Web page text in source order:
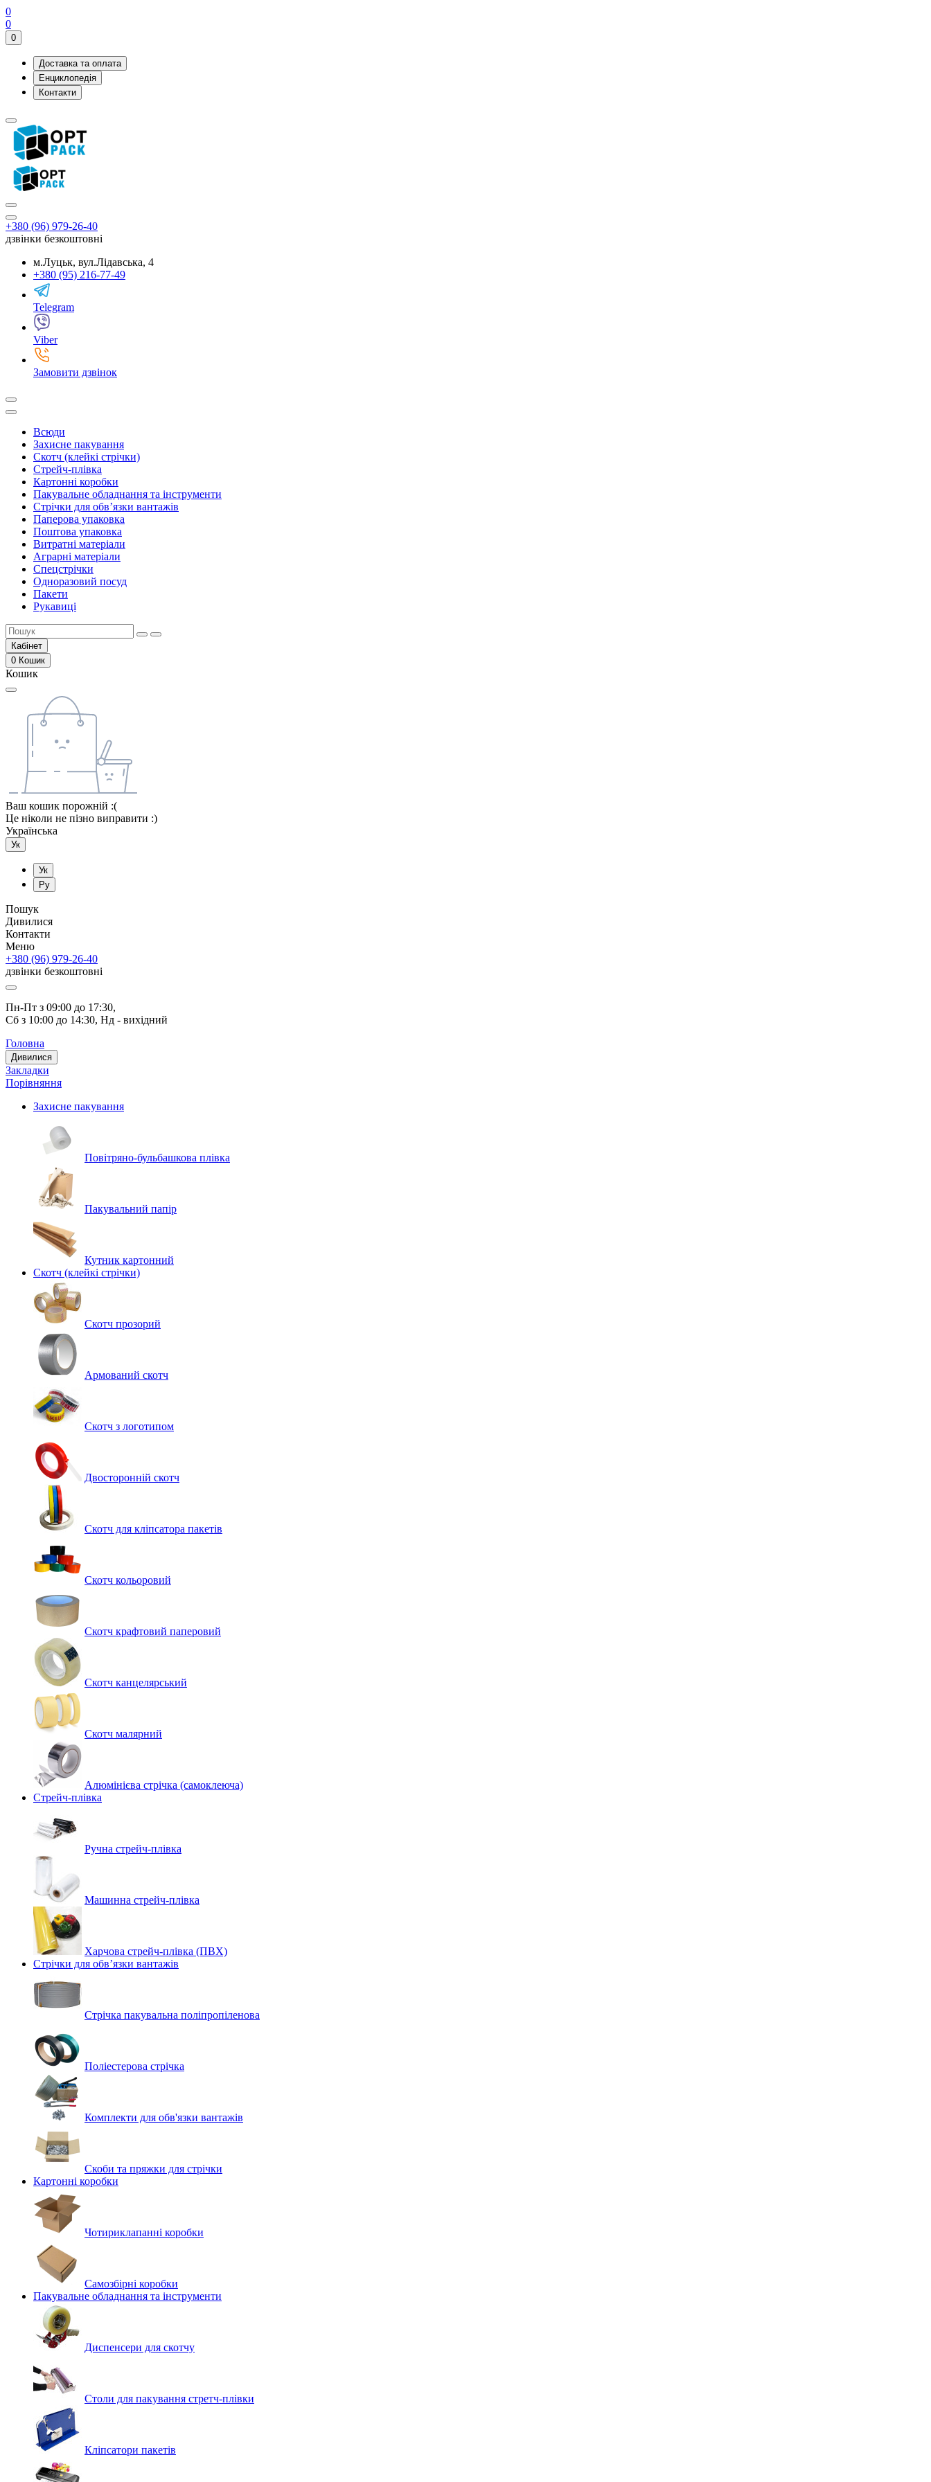
0
0
0
Доставка та оплата
Енциклопедія
Контакти
+380 (96) 979-26-40
дзвінки безкоштовні
м.Луцьк, вул.Лідавська, 4
+380 (95) 216-77-49
Telegram
Viber
Замовити дзвінок
Всюди
Захисне пакування
Скотч (клейкі стрічки)
Стрейч-плівка
Картонні коробки
Пакувальне обладнання та інструменти
Стрічки для обв’язки вантажів
Паперова упаковка
Поштова упаковка
Витратні матеріали
Аграрні матеріали
Спецстрічки
Одноразовий посуд
Пакети
Рукавиці
Кабінет
0 Кошик
Кошик
Ваш кошик порожній :(
Це ніколи не пізно виправити :)
Українська
Ук
Ук
Ру
Пошук
Дивилися
Контакти
Меню
+380 (96) 979-26-40
дзвінки безкоштовні
Пн-Пт з 09:00 до 17:30,
Сб з 10:00 до 14:30, Нд - вихідний
Головна
Дивилися
Закладки
Порівняння
Захисне пакування
Повітряно-бульбашкова плівка
Пакувальний папір
Кутник картонний
Скотч (клейкі стрічки)
Скотч прозорий
Армований скотч
Скотч з логотипом
Двосторонній скотч
Скотч для кліпсатора пакетів
Скотч кольоровий
Скотч крафтовий паперовий
Скотч канцелярський
Скотч малярний
Алюмінієва стрічка (самоклеюча)
Стрейч-плівка
Ручна стрейч-плівка
Машинна стрейч‑плівка
Харчова стрейч-плівка (ПВХ)
Стрічки для обв’язки вантажів
Стрічка пакувальна поліпропіленова
Поліестерова стрічка
Комплекти для обв'язки вантажів
Скоби та пряжки для стрічки
Картонні коробки
Чотириклапанні коробки
Самозбірні коробки
Пакувальне обладнання та інструменти
Диспенсери для скотчу
Столи для пакування стретч-плівки
Кліпсатори пакетів